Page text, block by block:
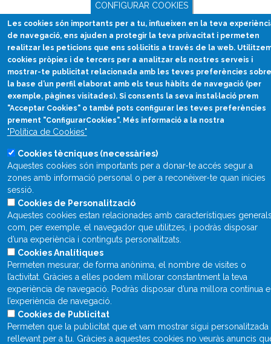
Divulgació científica
divulcat@divulcat.cat
Què és Divulcat?
Avís legal
Inicia sessió
CONFIGURAR COOKIES
Les cookies són importants per a tu, influeixen en la teva
de navegació, ens ajuden a protegir la teva privacitat i permeten
realitzar les peticions que ens sol·licitis a través de la web.
cookies pròpies i de tercers per a analitzar els nostres serveis i
mostrar-te publicitat relacionada amb les teves preferències sobre
la base d’un perfil elaborat amb els teus hàbits de navegació (per
exemple, pàgines visitades). Si consents la seva instal·lació prem
"Acceptar Cookies" o també pots configurar les teves preferències
prement "ConfigurarCookies". Més informació a la nostra
"Política de Cookies"
Cookies tècniques (necessàries)
Aquestes cookies són importants per a donar-te accés segur a
zones amb informació personal o per a reconèixer-te quan inicies
sessió.
Cookies de Personalització
Aquestes cookies estan relacionades amb característiques
com, per exemple, el navegador que utilitzes, i podràs disposar
d’una experiència i continguts personalitzats.
Cookies Analítiques
Permeten mesurar, de forma anònima, el nombre de visites o
l’activitat. Gràcies a elles podem millorar constantment la teva
experiència de navegació. Podràs disposar d’una millora contínua
l’experiència de navegació.
Cookies de Publicitat
Permeten que la publicitat que et vam mostrar sigui personalitzada
rellevant per a tu. Gràcies a aquestes cookies no veuràs anuncis